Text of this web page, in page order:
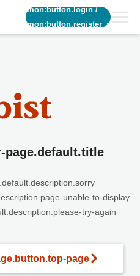
common:button.login/
common:button.register_short
page.default.title
unable-to-display
try-again
page